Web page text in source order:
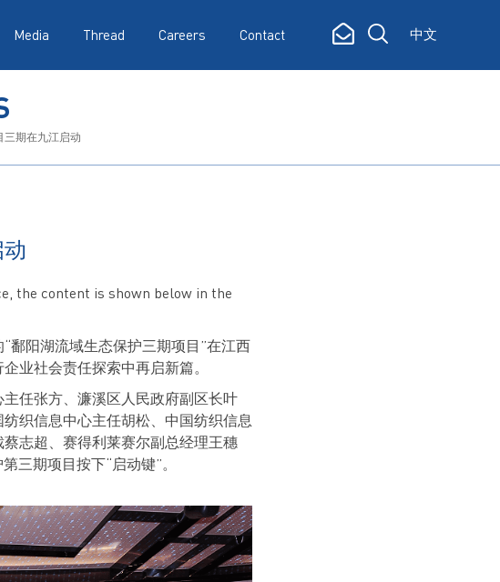
Media Thread Careers Contact 中文
三期在九江启动
the content is shown below in the
鄱阳湖流域生态保护三期项目”在江西
业社会责任探索中再启新篇。
任张方、濂溪区人民政府副区长叶
织信息中心主任胡松、中国纺织信息
志超、赛得利莱赛尔副总经理王穗
三期项目按下“启动键”。